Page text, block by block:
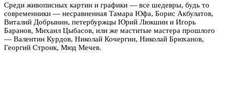
Среди живописных картин и графики — все шедевры, будь то
современники — несравненная Тамара Юфа, Борис Акбулатов,
Виталий Добрынин, петербуржцы Юрий Люкшин и Игорь
Баранов, Михаил Цыбасов, или же маститые мастера прошлого
— Валентин Курдов, Николай Кочергин, Николай Брюханов,
Георгий Стронк, Мюд Мечев.